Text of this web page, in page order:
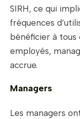
SIRH, ce qui
fréquences
bénéficier à
employés,
accrue.
Managers
Les managers